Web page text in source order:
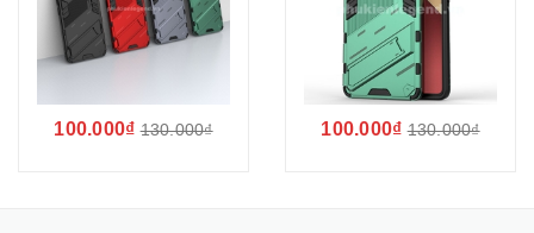
100.000₫ 130.000₫ 100.000₫ 130.000₫